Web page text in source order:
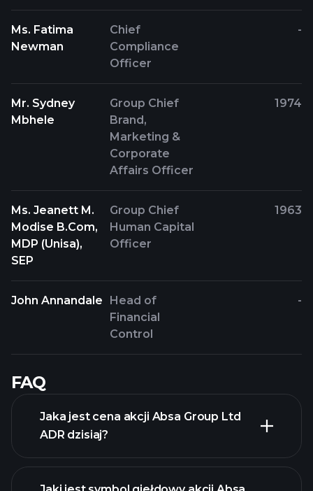
Ms. Fatima
Newman
Chief
Compliance
Officer
-
Mr. Sydney
Mbhele
Group Chief
Brand,
Marketing &
Corporate
Affairs Officer
1974
Ms. Jeanett M.
Modise B.Com,
MDP (Unisa),
SEP
Group Chief
Human Capital
Officer
1963
John Annandale
Head of
Financial
Control
-
FAQ
Jaka jest cena akcji Absa Group Ltd
ADR dzisiaj?